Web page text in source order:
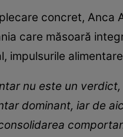
concret, Anca
care măsoară
impulsurile
nu este un
dominant, iar de